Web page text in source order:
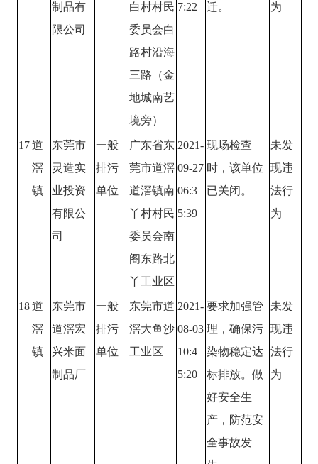
制品有
限公司
白村村民
委员会白
路村沿海
三路（金
地城南艺
境旁）
7:22
迁。
为
17 道
滘
镇
东莞市
灵造实
业投资
有限公
司
一般
排污
单位
广东省东
莞市道滘
道滘镇南
丫村村民
委员会南
阁东路北
丫工业区
2021-
09-27
06:3
5:39
现场检查
时，该单位
已关闭。
未发
现违
法行
为
18 道
滘
镇
东莞市
道滘宏
兴米面
制品厂
一般
排污
单位
东莞市道
滘大鱼沙
工业区
2021-
08-03
10:4
5:20
要求加强管
理，确保污
染物稳定达
标排放。做
好安全生
产，防范安
全事故发
未发
现违
法行
为